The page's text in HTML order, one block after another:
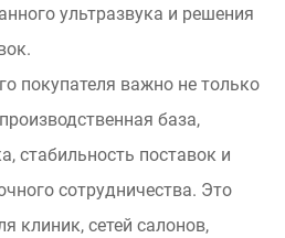
ультразвука и решения
покупателя важно не только
база,
стабильность поставок и
сотрудничества. Это
клиник, сетей салонов,